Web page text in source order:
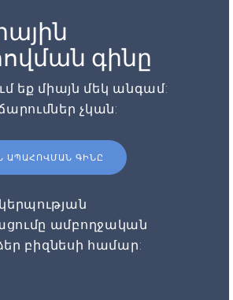
գինը
եք միայն մեկ անգամ:
չկան:
ԱՊԱՀՈՎՄԱՆ ԳԻՆԸ
ամբողջական
բիզնեսի համար: